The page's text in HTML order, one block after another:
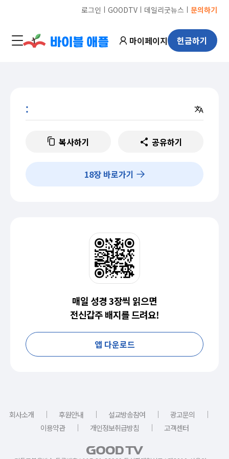
로그인 ㅣ GOODTVㅣ 데일리굿뉴스 ㅣ 문의하기
마이페이지 헌금하기
:
복사하기 공유하기
18장 바로가기
매일 성경 3장씩 읽으면
전신갑주 배지를 드려요!
앱 다운로드
회사소개 ｜ 후원안내 ｜ 설교방송참여 ｜ 광고문의
｜
이용약관
｜ 개인정보취급방침 ｜ 고객센터